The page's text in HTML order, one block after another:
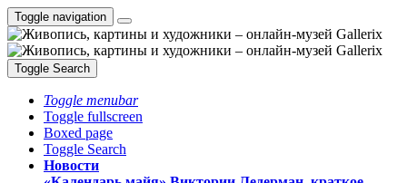
Toggle navigation
Toggle Search
Toggle menubar
Toggle fullscreen
Boxed page
Toggle Search
Новости